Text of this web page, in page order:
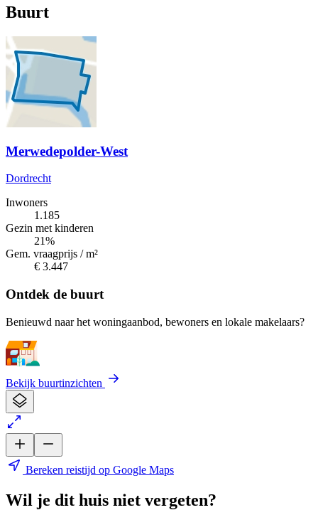
Buurt
Merwedepolder-West
Dordrecht
Inwoners
1.185
Gezin met kinderen
21%
Gem. vraagprijs / m²
€ 3.447
Ontdek de buurt
Benieuwd naar het woningaanbod, bewoners en lokale makelaars?
Bekijk buurtinzichten
Bereken reistijd op Google Maps
Wil je dit huis niet vergeten?